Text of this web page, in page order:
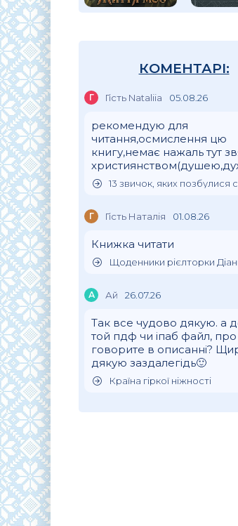
КОМЕНТАРІ:
Г Гість Nataliia 05.08.26
рекомендую для
читання,осмислення цю
книгу,немає нажаль тут
13 звичок, яких позбулися сильні
Г Гість Наталія 01.08.26
Книжка читати
Щоденники рієлторки Діани,
А Ай 26.07.26
Так все чудово дякую. а
той пдф чи іпаб файл,
говорите в описанні?
дякую заздалегідь🙂
Країна гіркої ніжності